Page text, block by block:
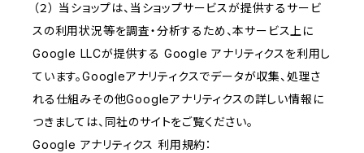
（２） 当ショップは、当ショップサービスが提供するサービ
スの利用状況等を調査・分析するため、本サービス上に
Google LLCが提供する Google アナリティクスを利用し
ています。Googleアナリティクスでデータが収集、処理さ
れる仕組みその他Googleアナリティクスの詳しい情報に
つきましては、同社のサイトをご覧ください。
Google アナリティクス 利用規約：